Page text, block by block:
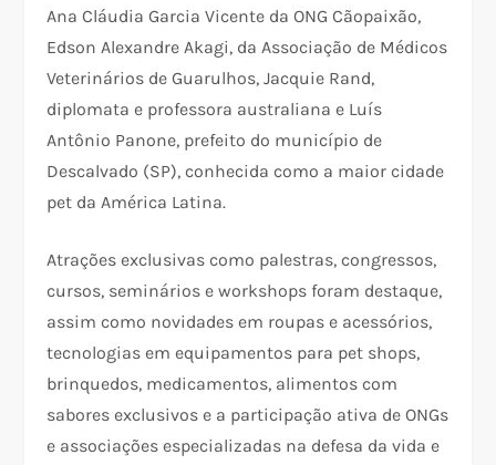
Ana Cláudia Garcia Vicente da ONG Cãopaixão,
Edson Alexandre Akagi, da Associação de Médicos
Veterinários de Guarulhos, Jacquie Rand,
diplomata e professora australiana e Luís
Antônio Panone, prefeito do município de
Descalvado (SP), conhecida como a maior cidade
pet da América Latina.
Atrações exclusivas como palestras, congressos,
cursos, seminários e workshops foram destaque,
assim como novidades em roupas e acessórios,
tecnologias em equipamentos para pet shops,
brinquedos, medicamentos, alimentos com
sabores exclusivos e a participação ativa de ONGs
e associações especializadas na defesa da vida e